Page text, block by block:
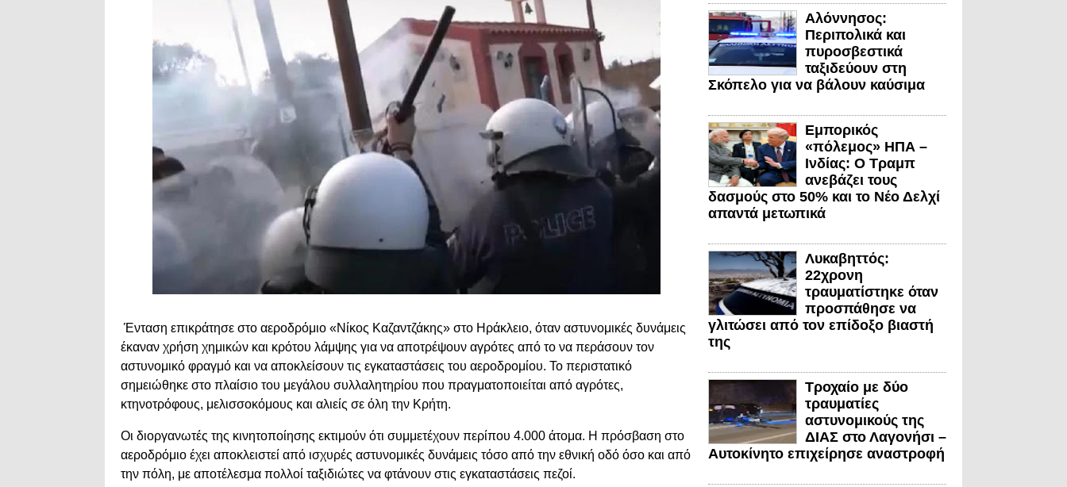
Ένταση επικράτησε στο αεροδρόμιο «Νίκος Καζαντζάκης» στο Ηράκλειο, όταν αστυνομικές δυνάμεις
έκαναν χρήση χημικών και κρότου λάμψης για να αποτρέψουν αγρότες από το να περάσουν τον
αστυνομικό φραγμό και να αποκλείσουν τις εγκαταστάσεις του αεροδρομίου. Το περιστατικό
σημειώθηκε στο πλαίσιο του μεγάλου συλλαλητηρίου που πραγματοποιείται από αγρότες,
κτηνοτρόφους, μελισσοκόμους και αλιείς σε όλη την Κρήτη.
Οι διοργανωτές της κινητοποίησης εκτιμούν ότι συμμετέχουν περίπου 4.000 άτομα. Η πρόσβαση στο
αεροδρόμιο έχει αποκλειστεί από ισχυρές αστυνομικές δυνάμεις τόσο από την εθνική οδό όσο και από
την πόλη, με αποτέλεσμα πολλοί ταξιδιώτες να φτάνουν στις εγκαταστάσεις πεζοί.
Αλόννησος:
Περιπολικά και
πυροσβεστικά
ταξιδεύουν στη
Σκόπελο για να βάλουν καύσιμα
Εμπορικός
«πόλεμος» ΗΠΑ –
Ινδίας: Ο Τραμπ
ανεβάζει τους
δασμούς στο 50% και το Νέο Δελχί
απαντά μετωπικά
Λυκαβηττός:
22χρονη
τραυματίστηκε όταν
προσπάθησε να
γλιτώσει από τον επίδοξο βιαστή
της
Τροχαίο με δύο
τραυματίες
αστυνομικούς της
ΔΙΑΣ στο Λαγονήσι –
Αυτοκίνητο επιχείρησε αναστροφή